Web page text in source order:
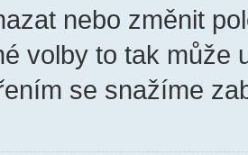
nebo změnit
volby to tak může
se snažíme